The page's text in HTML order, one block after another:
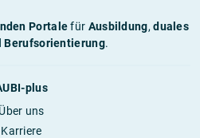
Portalefür Ausbildung,duales
Berufsorientierung.
plus
Über uns
Karriere